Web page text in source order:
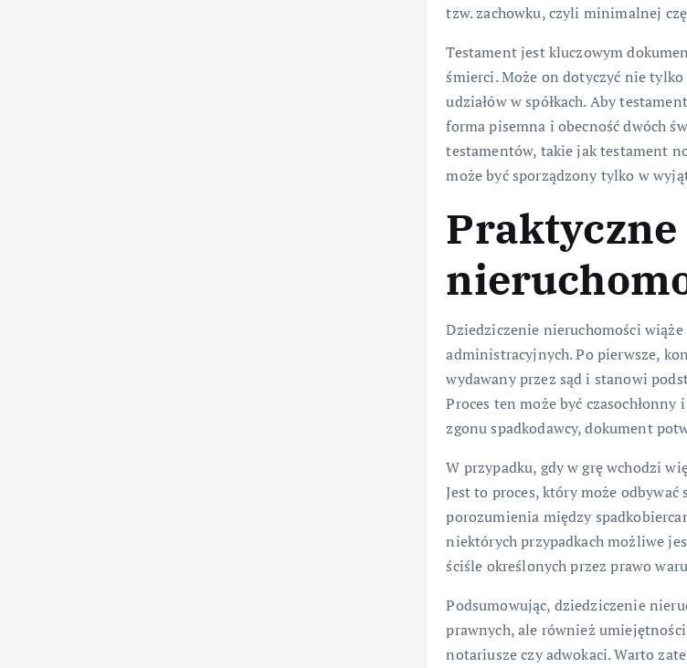
tzw. zachowku, czyli minimalnej
Testament jest kluczowym
śmierci. Może on dotyczyć nie
udziałów w spółkach. Aby
forma pisemna i obecność dwóch
testamentów, takie jak testament
może być sporządzony tylko w
Dziedziczenie nieruchomości
administracyjnych. Po pierwsze,
wydawany przez sąd i stanowi
Proces ten może być
zgonu spadkodawcy, dokument
W przypadku, gdy w grę wchodzi
Jest to proces, który może
porozumienia między
niektórych przypadkach możliwe
ściśle określonych przez prawo
Podsumowując, dziedziczenie
prawnych, ale również
notariusze czy adwokaci. Warto